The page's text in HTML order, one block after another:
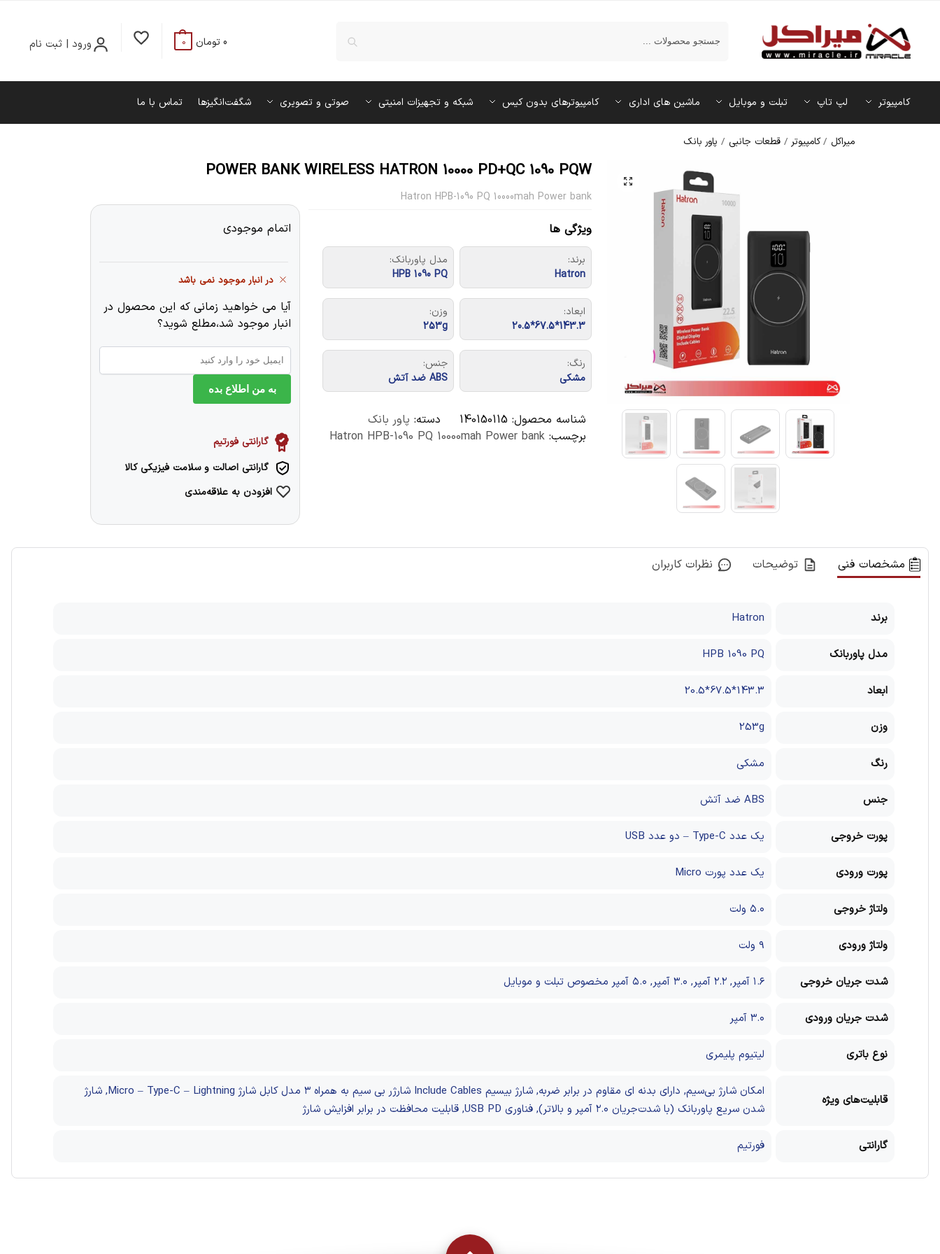
ورود | ثبت نام 0 تومان 0
کامپیوتر لپ تاپ تبلت و موبایل ماشین‌ های اداری کامپیوترهای بدون کیس شبکه و تجهیزات امنیتی صوتی و تصویری شگفت‌انگیزها تماس با ما
میراکل /کامپیوتر /قطعات جانبی / پاور بانک
POWER BANK WIRELESS HATRON 10000 PD+QC 1090 PQW
Hatron HPB-1090 PQ 10000mah Power bank
ویژگی ها
برند:
Hatron
مدل پاوربانک:
HPB 1090 PQ
ابعاد:
143.3*67.5*20.5
وزن:
253g
رنگ:
مشکی
جنس:
ABS ضد آتش
شناسه محصول: 140150115 دسته: پاور بانک
برچسب:Hatron HPB-1090 PQ 10000mah Power bank
اتمام موجودی
در انبار موجود نمی باشد
آیا می خواهید زمانی که این محصول در
انبار موجود شد،مطلع شوید؟
به من اطلاع بده
گارانتی فورتیم
گارانتی اصالت و سلامت فیزیکی کالا
افزودن به علاقه‌مندی
مشخصات فنی توضیحات نظرات کاربران
برند Hatron
مدل پاوربانک HPB 1090 PQ
ابعاد 143.3*67.5*20.5
وزن 253g
رنگ مشکی
جنس ABS ضد آتش
پورت خروجی یک عدد Type-C – دو عدد USB
پورت ورودی یک عدد پورت Micro
ولتاژ خروجی ۵.۰ ولت
ولتاژ ورودی ۹ ولت
شدت جریان خروجی ۱.۶ آمپر, ۲.۲ آمپر, ۳.۰ آمپر, ۵.۰ آمپر مخصوص تبلت و موبایل
شدت جریان ورودی ۳.۰ آمپر
نوع باتری لیتیوم پلیمری
قابلیت‌های ویژه
امکان شارژ بی‌سیم, دارای بدنه ای مقاوم در برابر ضربه, شارژ بیسیم Include Cables شارژر بی سیم به همراه ۳ مدل کابل شارژ Micro – Type-C – Lightning, شارژ
شدن سریع پاوربانک (با شدت‌جریان ۲.۰ آمپر و بالاتر), فناوری USB PD, قابلیت محافظت در برابر افزایش شارژ
گارانتی فورتیم